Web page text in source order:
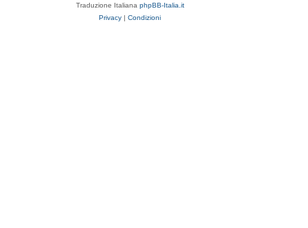
Traduzione Italiana phpBB-Italia.it
Privacy | Condizioni